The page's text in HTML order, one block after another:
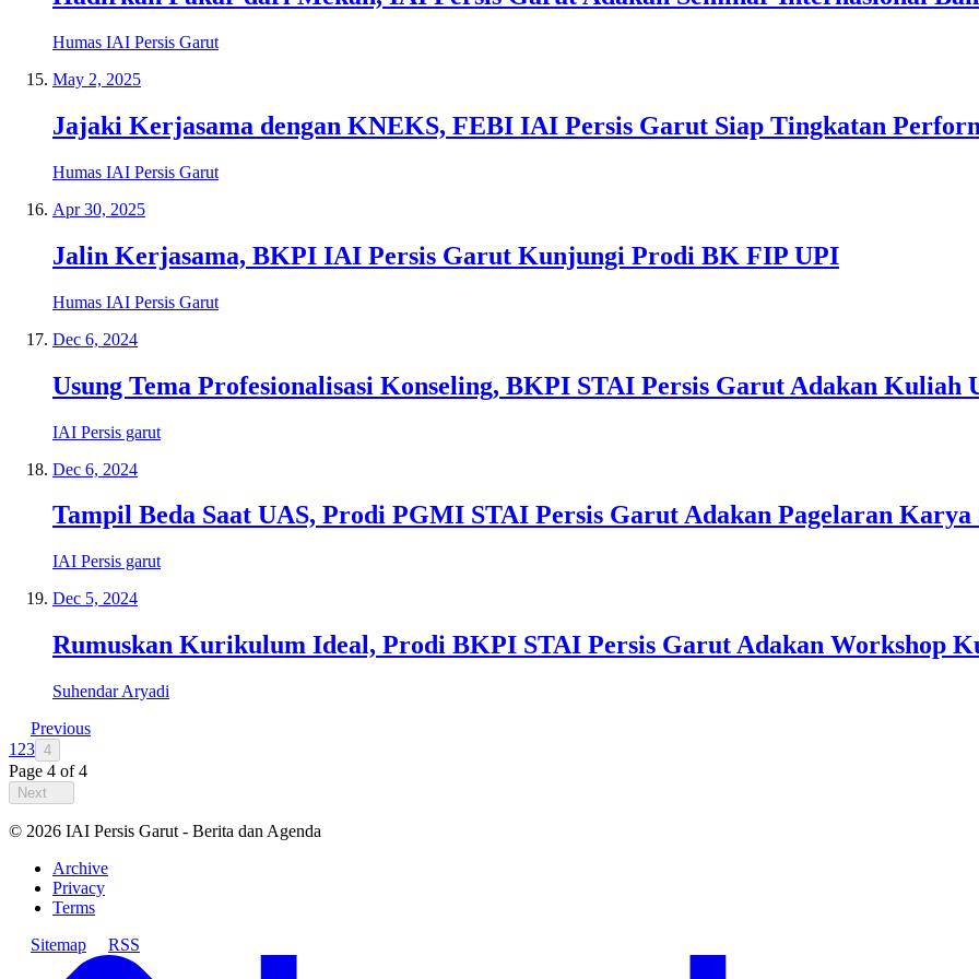
Humas IAI Persis Garut
May 2, 2025
Jajaki Kerjasama dengan KNEKS, FEBI IAI Persis Garut Siap Tingkatan
Humas IAI Persis Garut
Apr 30, 2025
Jalin Kerjasama, BKPI IAI Persis Garut Kunjungi Prodi BK FIP UPI
Humas IAI Persis Garut
Dec 6, 2024
Usung Tema Profesionalisasi Konseling, BKPI STAI Persis Garut Adakan Kuliah
IAI Persis garut
Dec 6, 2024
Tampil Beda Saat UAS, Prodi PGMI STAI Persis Garut Adakan Pagelaran Karya
IAI Persis garut
Dec 5, 2024
Rumuskan Kurikulum Ideal, Prodi BKPI STAI Persis Garut Adakan Workshop
Suhendar Aryadi
Previous
1 23 4
Page 4 of4
Next
© 2026 IAI Persis Garut - Berita dan Agenda
Archive
Privacy
Terms
Sitemap
RSS